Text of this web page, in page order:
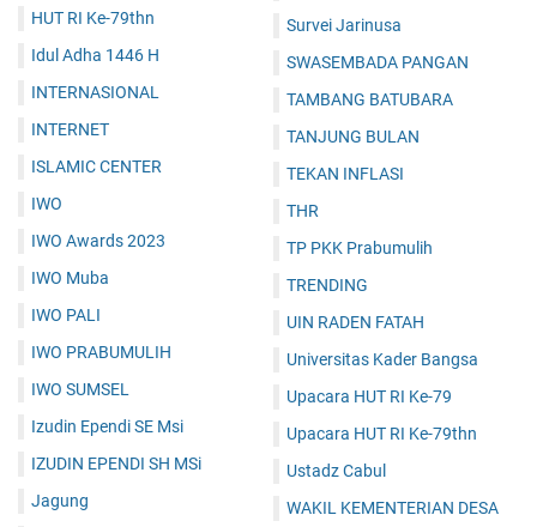
HUT RI Ke-79thn
Idul Adha 1446 H
INTERNASIONAL
INTERNET
ISLAMIC CENTER
IWO
IWO Awards 2023
IWO Muba
IWO PALI
IWO PRABUMULIH
IWO SUMSEL
Izudin Ependi SE Msi
IZUDIN EPENDI SH MSi
Jagung
Survei Jarinusa
SWASEMBADA PANGAN
TAMBANG BATUBARA
TANJUNG BULAN
TEKAN INFLASI
THR
TP PKK Prabumulih
TRENDING
UIN RADEN FATAH
Universitas Kader Bangsa
Upacara HUT RI Ke-79
Upacara HUT RI Ke-79thn
Ustadz Cabul
WAKIL KEMENTERIAN DESA